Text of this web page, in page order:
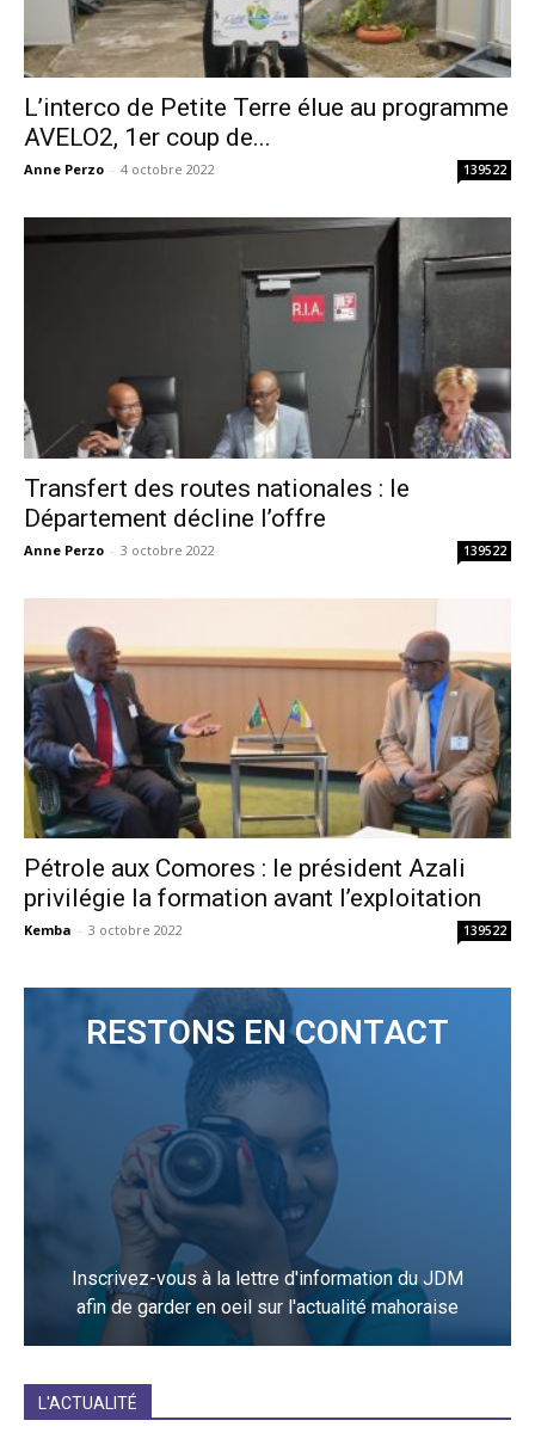
L’interco de Petite Terre élue au programme
AVELO2, 1er coup de...
Anne Perzo - 4 octobre 2022 139522
Transfert des routes nationales : le
Département décline l’offre
Anne Perzo - 3 octobre 2022 139522
Pétrole aux Comores : le président Azali
privilégie la formation avant l’exploitation
Kemba - 3 octobre 2022 139522
RESTONS EN CONTACT
Inscrivez-vous à la lettre d'information du JDM
afin de garder en oeil sur l'actualité mahoraise
L'ACTUALITÉ